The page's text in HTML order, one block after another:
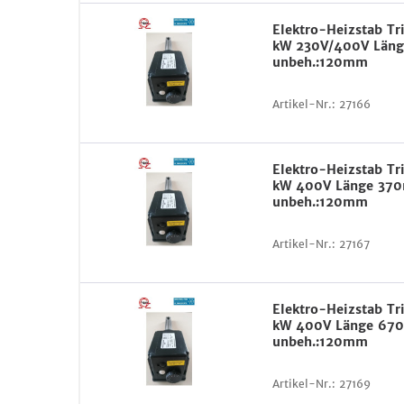
Elektro-Heizstab
kW 230V/400V
unbeh.:120mm
Artikel-Nr.: 27166
Elektro-Heizstab
kW 400V Länge
unbeh.:120mm
Artikel-Nr.: 27167
Elektro-Heizstab
kW 400V Länge
unbeh.:120mm
Artikel-Nr.: 27169